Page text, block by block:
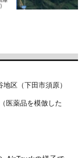
区（下田市須原）
医薬品を模倣した